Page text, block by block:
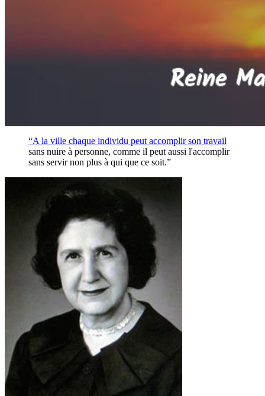
“A la ville chaque individu peut accomplir son travail
sans nuire à personne, comme il peut aussi l'accomplir
sans servir non plus à qui que ce soit.”